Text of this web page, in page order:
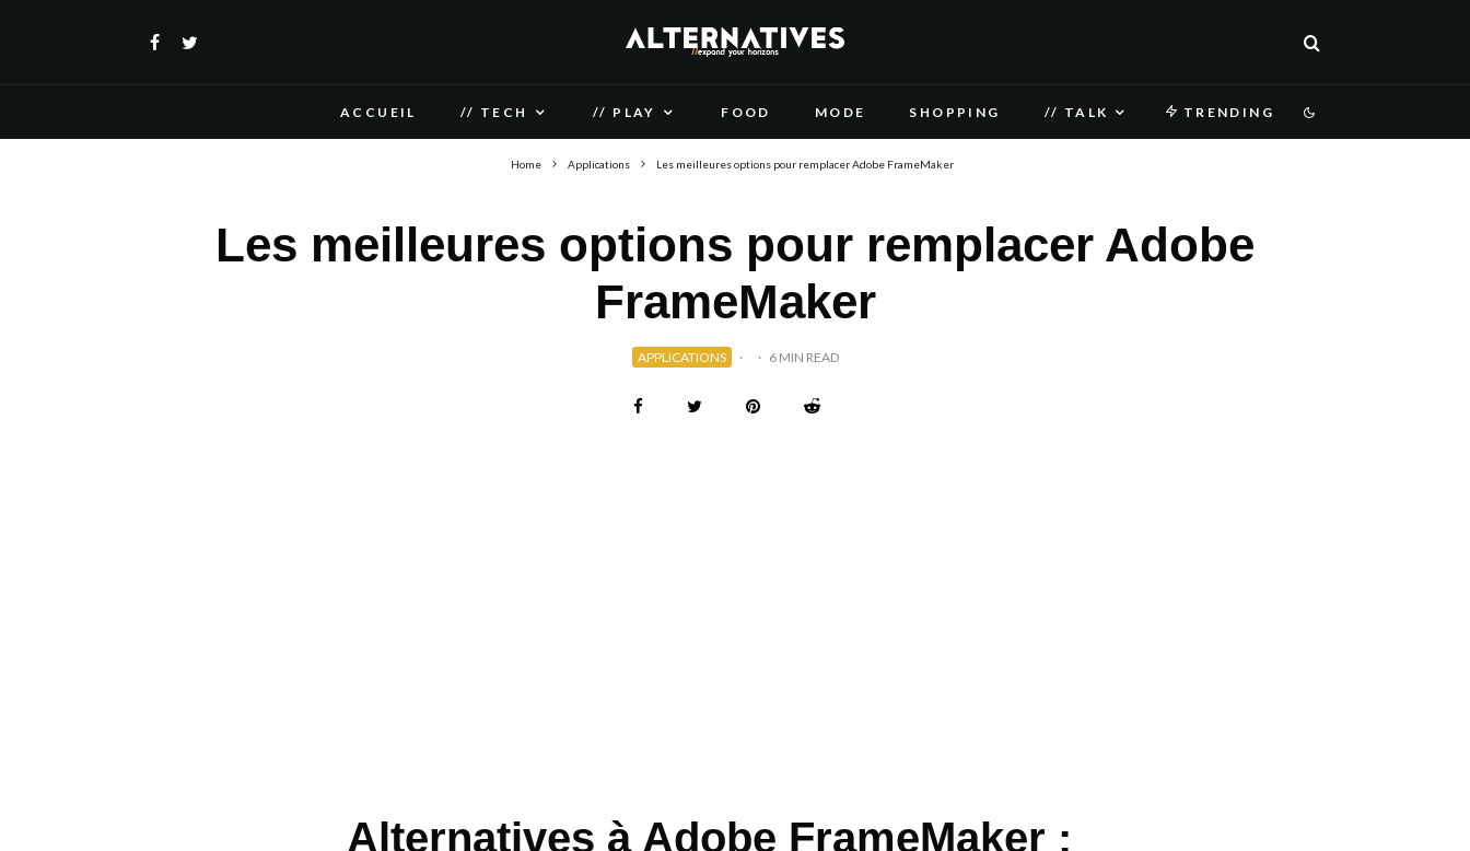
ACCUEIL // TECH // PLAY FOOD MODE SHOPPING // TALK TRENDING
Home Applications Les meilleures options pour remplacer Adobe FrameMaker
Les meilleures options pour remplacer Adobe
FrameMaker
APPLICATIONS · · 6 MIN READ
Alternatives à Adobe FrameMaker :